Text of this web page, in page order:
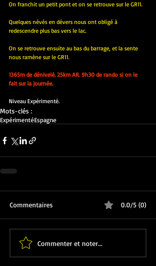
On franchit un petit pont et on se retrouve sur le GR11.
Quelques névés en dévers nous ont obligé à
redescendre plus bas vers le lac.
On se retrouve ensuite au bas du barrage, et la sente
nous ramène sur le GR11.
1365m de dénivelé. 25km AR. 9h30 de rando si on le
fait sur la journée.
Niveau Expérimenté.
Mots-clés :
ExpérimentéEspagne
Commentaires 0.0/5 (0)
Commenter et noter...